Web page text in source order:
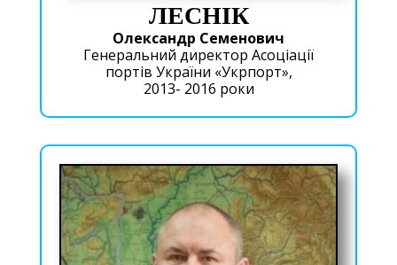
ЛЕСНІК
Олександр Семенович
Генеральний директор Асоціації
портів України «Укрпорт»,
2013- 2016 роки